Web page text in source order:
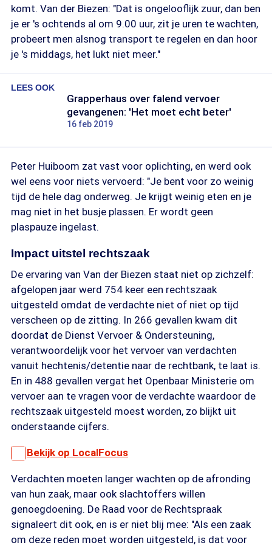
komt. Van der Biezen: "Dat is ongelooflijk zuur, dan ben
je er 's ochtends al om 9.00 uur, zit je uren te wachten,
probeert men alsnog transport te regelen en dan hoor
je 's middags, het lukt niet meer."
LEES OOK
Grapperhaus over falend vervoer
gevangenen: 'Het moet echt beter'
16 feb 2019
Peter Huiboom zat vast voor oplichting, en werd ook
wel eens voor niets vervoerd: "Je bent voor zo weinig
tijd de hele dag onderweg. Je krijgt weinig eten en je
mag niet in het busje plassen. Er wordt geen
plaspauze ingelast.
Impact uitstel rechtszaak
De ervaring van Van der Biezen staat niet op zichzelf:
afgelopen jaar werd 754 keer een rechtszaak
uitgesteld omdat de verdachte niet of niet op tijd
verscheen op de zitting. In 266 gevallen kwam dit
doordat de Dienst Vervoer & Ondersteuning,
verantwoordelijk voor het vervoer van verdachten
vanuit hechtenis/detentie naar de rechtbank, te laat is.
En in 488 gevallen vergat het Openbaar Ministerie om
vervoer aan te vragen voor de verdachte waardoor de
rechtszaak uitgesteld moest worden, zo blijkt uit
onderstaande cijfers.
Bekijk op LocalFocus
Verdachten moeten langer wachten op de afronding
van hun zaak, maar ook slachtoffers willen
genoegdoening. De Raad voor de Rechtspraak
signaleert dit ook, en is er niet blij mee: "Als een zaak
om deze reden moet worden uitgesteld, is dat voor